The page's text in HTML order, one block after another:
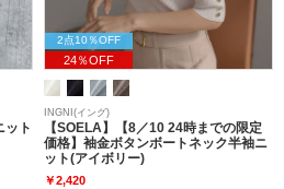
ット
2点10％OFF
24％OFF
INGNI(イング)
【SOELA】【8／10 24時までの限定
価格】袖金ボタンボートネック半袖ニ
ット(アイボリー)
￥2,420